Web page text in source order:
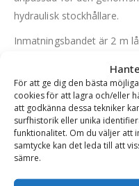
För att ge dig den bästa
cookies för att lagra och/eller
att godkänna dessa tekniker
surfhistorik eller unika
funktionalitet. Om du väljer att
samtycke kan det leda till att
sämre.
hydraulisk stockhållare.
Inmatningsbandet är 2 m
till en stock som har
För att underlätta
4,5 m inbyggd transportör
ställs in mekaniskt via en
rakt, höger och vänster.